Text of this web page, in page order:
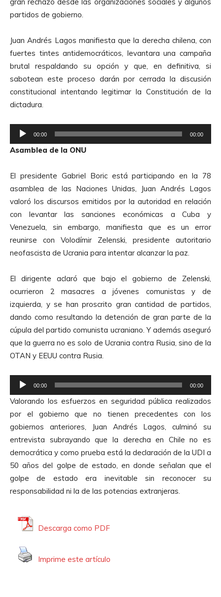
r
d
A
u
d
i
o
partidos de gobierno.
Juan Andrés Lagos manifiesta que la derecha chilena, con
fuertes tintes antidemocráticos, levantara una campaña
brutal respaldando su opción y que, en definitiva, si
sabotean este proceso darán por cerrada la discusión
constitucional intentando legitimar la Constitución de la
dictadura.
e
p
o
d
u
c
t
o
r
e
A
u
d
i
o
00:00 00:00
Asamblea de la ONU
El presidente Gabriel Boric está participando en la 78
asamblea de las Naciones Unidas, Juan Andrés Lagos
valoró los discursos emitidos por la autoridad en relación
con levantar las sanciones económicas a Cuba y
Venezuela, sin embargo, manifiesta que es un error
reunirse con Volodímir Zelenski, presidente autoritario
neofascista de Ucrania para intentar alcanzar la paz.
El dirigente aclaró que bajo el gobierno de Zelenski,
ocurrieron 2 masacres a jóvenes comunistas y de
izquierda, y se han proscrito gran cantidad de partidos,
dando como resultando la detención de gran parte de la
cúpula del partido comunista ucraniano. Y además aseguró
que la guerra no es solo de Ucrania contra Rusia, sino de la
OTAN y EEUU contra Rusia.
e
p
r
o
d
u
c
t
o
00:00 00:00
Valorando los esfuerzos en seguridad pública realizados
por el gobierno que no tienen precedentes con los
gobiernos anteriores, Juan Andrés Lagos, culminó su
entrevista subrayando que la derecha en Chile no es
democrática y como prueba está la declaración de la UDI a
50 años del golpe de estado, en donde señalan que el
golpe de estado era inevitable sin reconocer su
responsabilidad ni la de las potencias extranjeras.
Descarga como PDF
Imprime este artículo